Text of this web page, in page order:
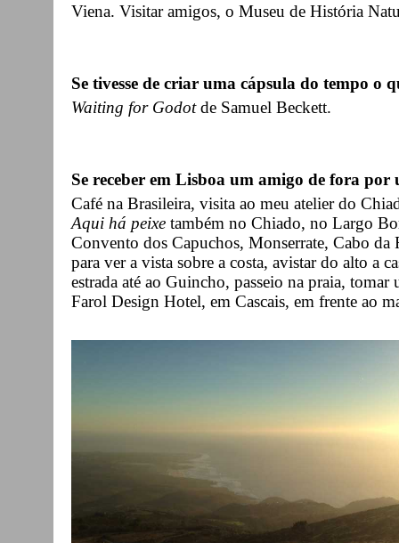
Viena. Visitar amigos, o Museu de História
Se tivesse de criar uma cápsula do tempo o
Waiting for Godotde Samuel Beckett.
Se receber em Lisboa um amigo de fora
Café na Brasileira, visita ao meu atelier do
Aqui há peixe também no Chiado, no Largo
Convento dos Capuchos, Monserrate, Cabo
para ver a vista sobre a costa, avistar do alto a
estrada até ao Guincho, passeio na praia,
Farol Design Hotel, em Cascais, em frente ao